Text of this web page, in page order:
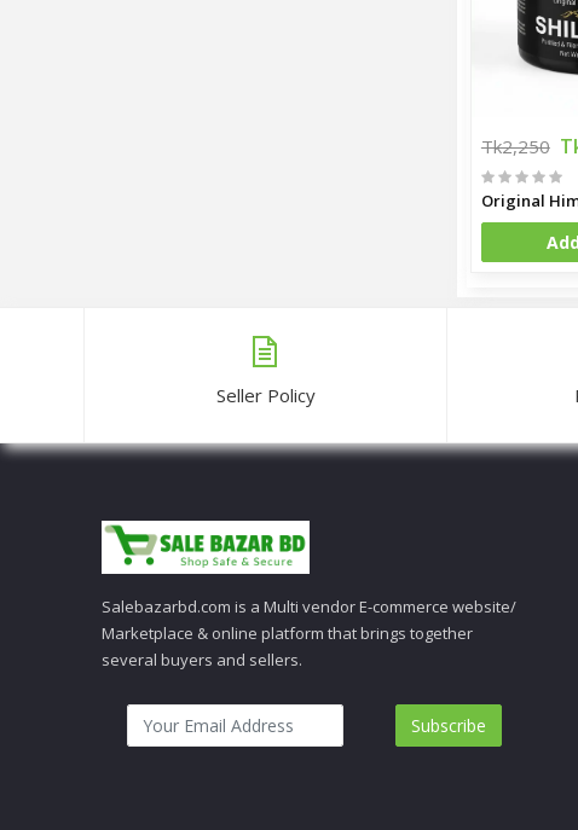
Tk2,250
Seller Policy
Salebazarbd.com is a Multi vendor E-commerce website/
Marketplace & online platform that brings together
several buyers and sellers.
Subscribe